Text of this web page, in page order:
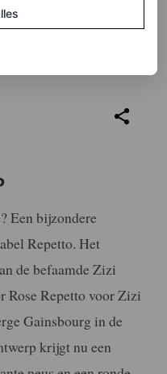
Een bijzondere
Repetto. Het
de befaamde Zizi
Rose Repetto voor Zizi
Gainsbourg in de
krijgt nu een